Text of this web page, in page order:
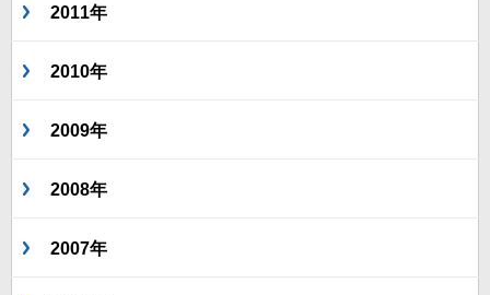
2011年
2010年
2009年
2008年
2007年